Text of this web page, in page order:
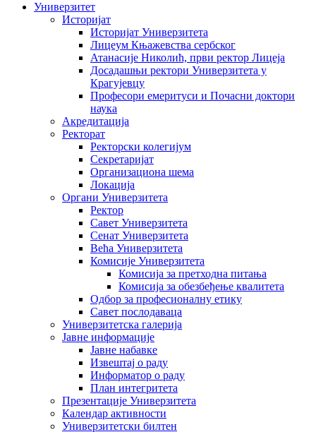
Универзитет
Историјат
Историјат Универзитета
Лицеум Књажевства сербског
Атанасије Николић, први ректор Лицеја
Досадашњи ректори Универзитета у
Крагујевцу
Професори емеритуси и Почасни доктори
наука
Акредитација
Ректорат
Ректорски колегијум
Секретаријат
Организациона шема
Локација
Органи Универзитета
Ректор
Савет Универзитета
Сенат Универзитета
Већа Универзитета
Комисије Универзитета
Комисија за претходна питања
Комисија за обезбеђење квалитета
Одбор за професионалну етику
Савет послодаваца
Универзитетска галерија
Јавне информације
Јавне набавке
Извештај о раду
Информатор о раду
План интегритета
Презентације Универзитета
Календар активности
Универзитетски билтен